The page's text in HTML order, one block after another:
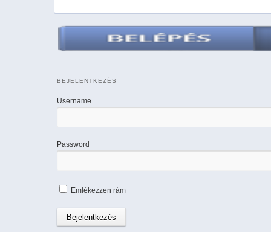
BEJELENTKEZÉS
Username
Password
Emlékezzen rám